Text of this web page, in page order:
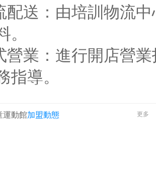
：由培訓物流中
。
：進行開店營業
指導。
運動館加盟動態 更多